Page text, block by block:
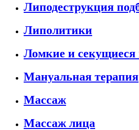
Липодеструкция
Липолитики
Ломкие и секущиеся
Мануальная терапия
Массаж
Массаж лица